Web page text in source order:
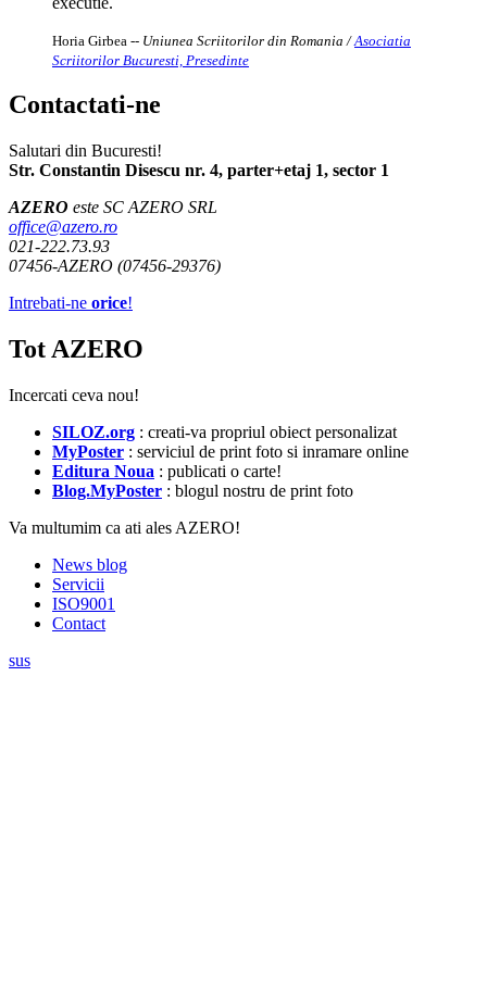
Horia Girbea -- Uniunea Scriitorilor din Romania /Asociatia
Scriitorilor Bucuresti, Presedinte
Contactati-ne
Salutari din Bucuresti!
Str. Constantin Disescu nr. 4, parter+etaj 1, sector 1
AZERO este SC AZERO SRL
office@azero.ro
021-222.73.93
07456-AZERO (07456-29376)
Intrebati-ne orice!
Tot AZERO
Incercati ceva nou!
SILOZ.org : creati-va propriul obiect personalizat
MyPoster : serviciul de print foto si inramare online
Editura Noua : publicati o carte!
Blog.MyPoster : blogul nostru de print foto
Va multumim ca ati ales AZERO!
News blog
Servicii
ISO9001
Contact
sus